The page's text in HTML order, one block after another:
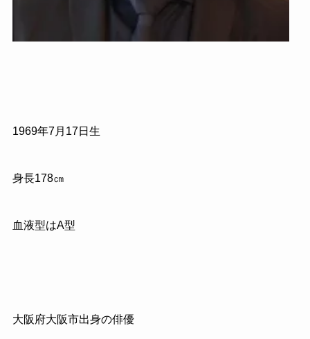
1969年7月 17日生
身長178㎝
血液型はA型
大阪府大阪市出身の俳優